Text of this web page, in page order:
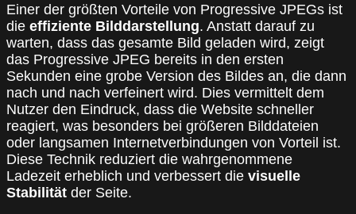
Einer der größten Vorteile von Progressive JPEGs ist
die effiziente Bilddarstellung. Anstatt darauf zu
warten, dass das gesamte Bild geladen wird, zeigt
das Progressive JPEG bereits in den ersten
Sekunden eine grobe Version des Bildes an, die dann
nach und nach verfeinert wird. Dies vermittelt dem
Nutzer den Eindruck, dass die Website schneller
reagiert, was besonders bei größeren Bilddateien
oder langsamen Internetverbindungen von Vorteil ist.
Diese Technik reduziert die wahrgenommene
Ladezeit erheblich und verbessert die visuelle
Stabilität der Seite.